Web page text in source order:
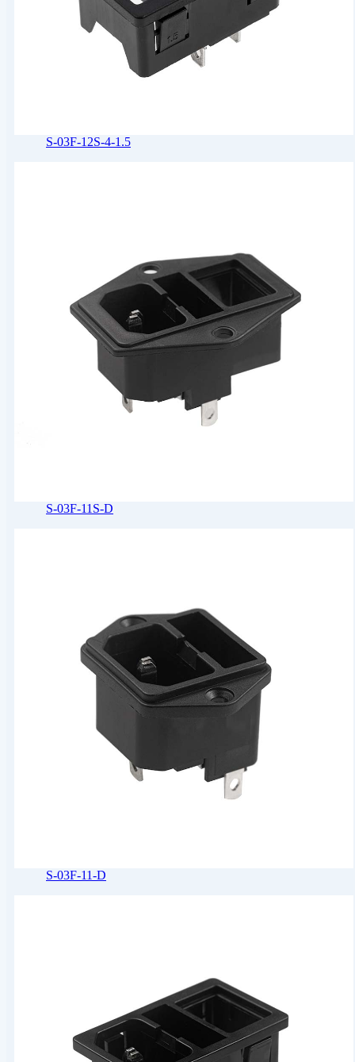
S-03F-12S-4-1.5
S-03F-11S-D
S-03F-11-D